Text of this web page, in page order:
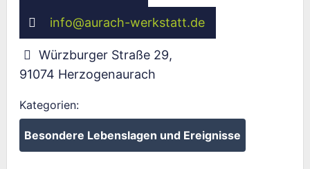
info@aurach-werkstatt.de
Würzburger Straße 29,
91074 Herzogenaurach
Kategorien:
Besondere Lebenslagen und Ereignisse